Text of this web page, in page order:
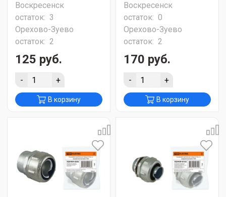
Воскресенск
остаток: 3
Орехово-Зуево
остаток: 2
125 руб.
- +
В корзину
Воскресенск
остаток: 0
Орехово-Зуево
остаток: 2
170 руб.
- +
В корзину